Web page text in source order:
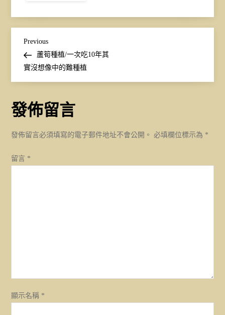
文
章
覽
Previous
Post
Previous
蘆筍種植/一次吃10年其
實沒想像中的難種植
發佈留言
發佈留言必須填寫的電子郵件地址不會公開。 必填欄位標示為 *
留言 *
顯示名稱 *